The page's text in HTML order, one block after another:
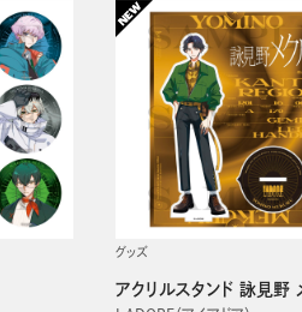
グッズ
アクリルスタンド 詠見野